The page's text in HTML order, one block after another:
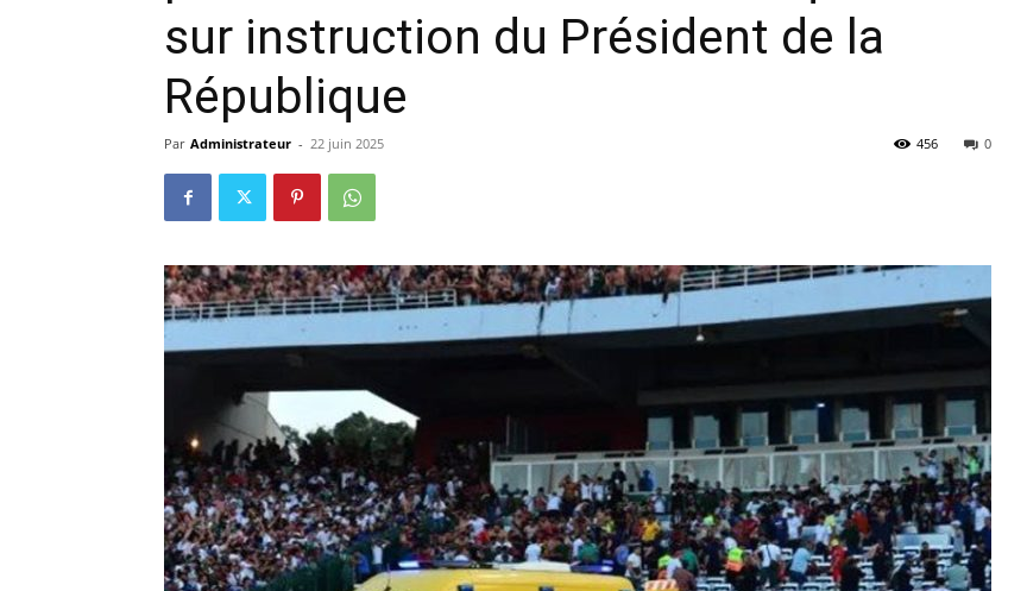
sur instruction du Président de la
République
Par Administrateur - 22 juin 2025 0
456